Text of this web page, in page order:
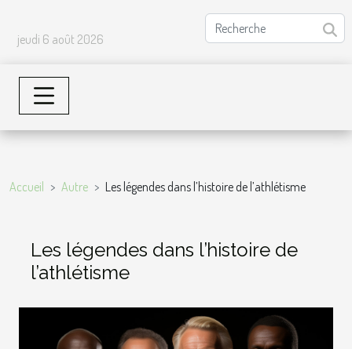
jeudi 6 août 2026
Accueil Autre Les légendes dans l’histoire de l’athlétisme
Les légendes dans l’histoire de
l’athlétisme